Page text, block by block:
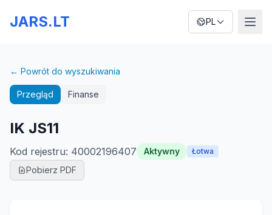
JARS.LT PL
← Powrót do wyszukiwania
Przegląd Finanse
IK JS11
Kod rejestru: 40002196407 Aktywny Łotwa
Pobierz PDF